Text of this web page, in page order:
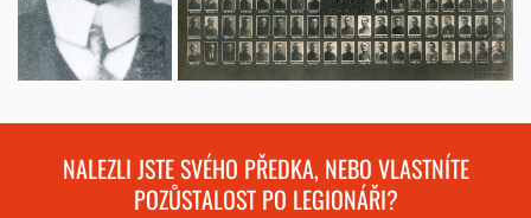
NALEZLI JSTE SVÉHO PŘEDKA, NEBO VLASTNÍTE
POZŮSTALOST PO LEGIONÁŘI?